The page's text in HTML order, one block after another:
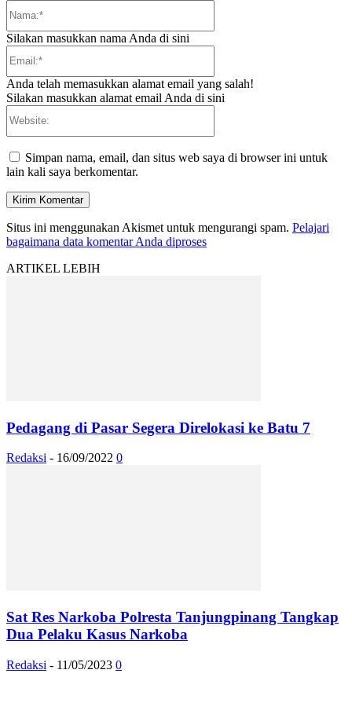
Silakan masukkan nama Anda di sini
Anda telah memasukkan alamat email yang salah!
Silakan masukkan alamat email Anda di sini
Simpan nama, email, dan situs web saya di browser ini untuk
lain kali saya berkomentar.
Situs ini menggunakan Akismet untuk mengurangi spam. Pelajari
bagaimana data komentar Anda diproses
ARTIKEL LEBIH
Pedagang di Pasar Segera Direlokasi ke Batu 7
Redaksi - 16/09/2022 0
Sat Res Narkoba Polresta Tanjungpinang Tangkap
Dua Pelaku Kasus Narkoba
Redaksi - 11/05/2023 0